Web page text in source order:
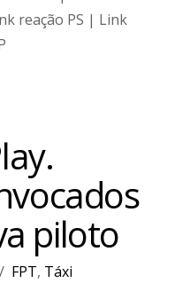
reação PS | Link
piloto
FPT, Táxi